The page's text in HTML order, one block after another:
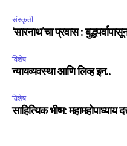
संस्कृती
‘सारनाथ’चा प्रवास :
विशेष
न्यायव्यवस्था आणि लिव्ह इन..
विशेष
साहित्यिक भीष्म: महामहोपाध्याय